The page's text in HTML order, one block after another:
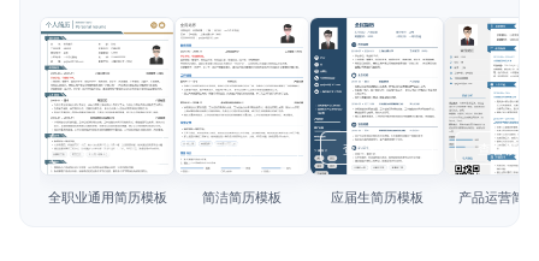
面试自我介绍
AI 职场工具 New
简历模板
简历教程
查看模板
全职业通用简历模板
查看模板
简洁简历模板
查看模板
应届生简历模板
查看模板
产品运营简